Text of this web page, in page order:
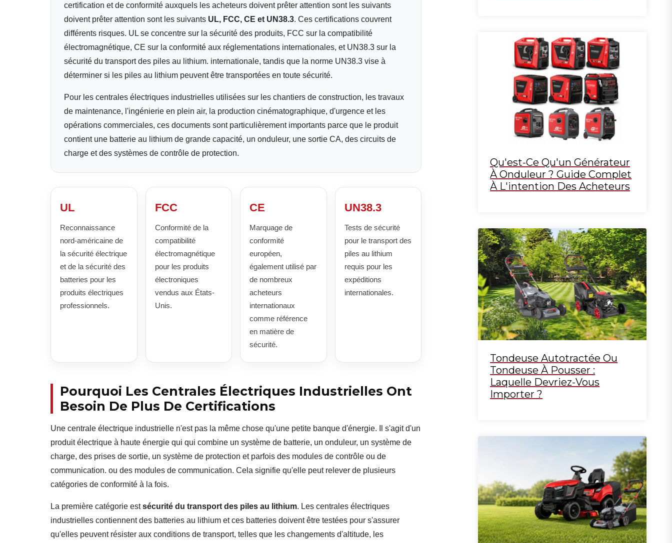
certification et de conformité auxquels les acheteurs doivent prêter attention sont les suivants
doivent prêter attention sont les suivants UL, FCC, CE et UN38.3. Ces certifications couvrent
différents risques. UL se concentre sur la sécurité des produits, FCC sur la compatibilité
électromagnétique, CE sur la conformité aux réglementations internationales, et UN38.3 sur la
sécurité du transport des piles au lithium. internationale, tandis que la norme UN38.3 vise à
déterminer si les piles au lithium peuvent être transportées en toute sécurité.
Pour les centrales électriques industrielles utilisées sur les chantiers de construction, les travaux
de maintenance, l'ingénierie en plein air, la production cinématographique, d'urgence et les
opérations commerciales, ces documents sont particulièrement importants parce que le produit
contient une batterie au lithium de grande capacité, un onduleur, une sortie CA, des circuits de
charge et des systèmes de contrôle de protection.
UL
Reconnaissance
nord-américaine de
la sécurité électrique
et de la sécurité des
batteries pour les
produits électriques
professionnels.
FCC
Conformité de la
compatibilité
électromagnétique
pour les produits
électroniques
vendus aux États-
Unis.
CE
Marquage de
conformité
européen,
également utilisé par
de nombreux
acheteurs
internationaux
comme référence
en matière de
sécurité.
UN38.3
Tests de sécurité
pour le transport des
piles au lithium
requis pour les
expéditions
internationales.
Pourquoi Les Centrales Électriques Industrielles Ont
Besoin De Plus De Certifications
Une centrale électrique industrielle n'est pas la même chose qu'une petite banque d'énergie. Il s'agit d'un
produit électrique à haute énergie qui qui combine un système de batterie, un onduleur, un système de
charge, des prises de sortie, un système de protection et parfois des modules de contrôle ou de
communication. ou des modules de communication. Cela signifie qu'elle peut relever de plusieurs
catégories de conformité à la fois.
La première catégorie estsécurité du transport des piles au lithium. Les centrales électriques
industrielles contiennent des batteries au lithium et ces batteries doivent être testées pour s'assurer
qu'elles peuvent résister aux conditions de transport, telles que les changements d'altitude, les
Qu'est-Ce Qu'un Générateur
À Onduleur ? Guide Complet
À L'intention Des Acheteurs
Tondeuse Autotractée Ou
Tondeuse À Pousser :
Laquelle Devriez-Vous
Importer ?